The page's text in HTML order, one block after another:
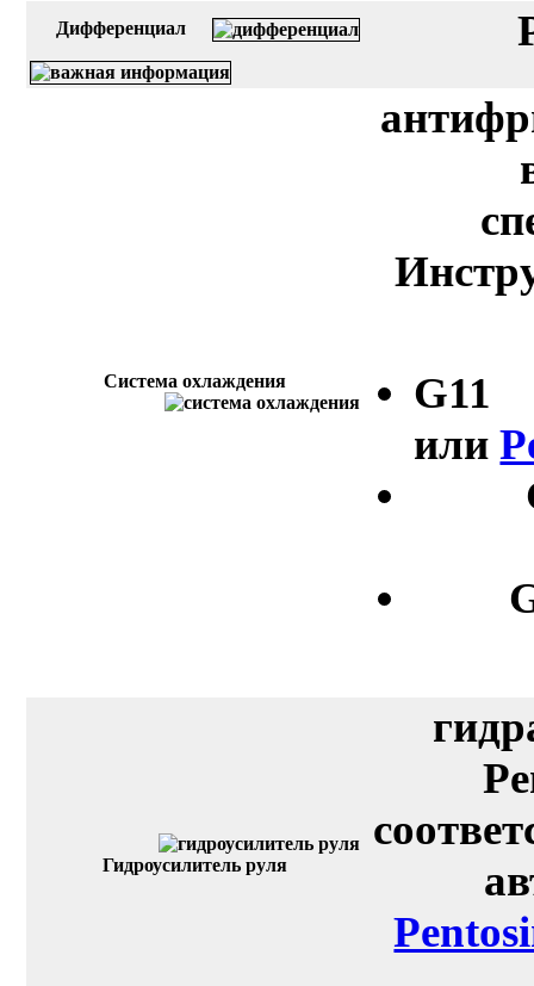
Дифференциал
Система охлаждения
или
Гидроусилитель руля